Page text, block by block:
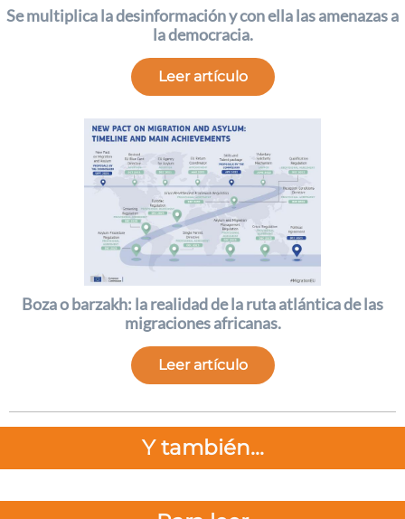
Se multiplica la desinformación y con ella las amenazas a
la democracia.
Leer artículo
Boza o barzakh: la realidad de la ruta atlántica de las
migraciones africanas.
Leer artículo
Y también...